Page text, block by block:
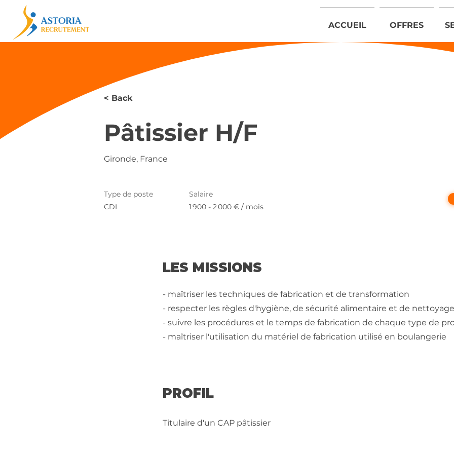
ACCUEIL OFFRES
< Back
Pâtissier H/F
Gironde, France
Type de poste
CDI
Salaire
1 900 - 2 000 € / mois
LES MISSIONS
- maîtriser les techniques de fabrication et de transformation
- respecter les règles d'hygiène, de sécurité alimentaire et de nettoyage
- suivre les procédures et le temps de fabrication de chaque type de
- maîtriser l'utilisation du matériel de fabrication utilisé en boulangerie
PROFIL
Titulaire d'un CAP pâtissier